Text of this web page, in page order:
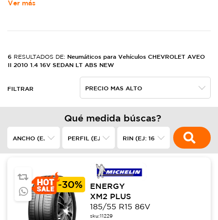
Ver más
6 RESULTADOS DE: Neumáticos para Vehículos CHEVROLET AVEO
II 2010 1.4 16V SEDAN LT ABS NEW
FILTRAR
Qué medida búscas?
-30%
ENERGY
XM2 PLUS
185/55 R15 86V
sku:11229